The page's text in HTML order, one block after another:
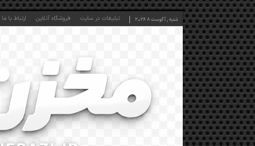
شنبه , آگوست 8 2026 تبلیغات در سایت فروشگاه آنلاین ارتباط با ما